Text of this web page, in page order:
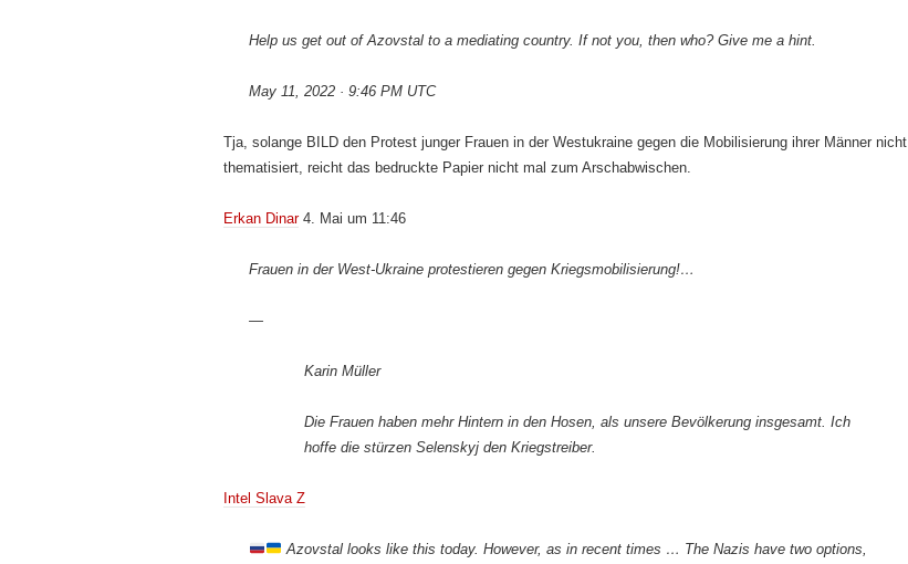
Help us get out of Azovstal to a mediating country. If not you, then who? Give me a hint.
May 11, 2022 · 9:46 PM UTC
Tja, solange BILD den Protest junger Frauen in der Westukraine gegen die Mobilisierung ihrer Männer nicht
thematisiert, reicht das bedruckte Papier nicht mal zum Arschabwischen.
Erkan Dinar4. Mai um 11:46
Frauen in der West-Ukraine protestieren gegen Kriegsmobilisierung!…
—
Karin Müller
Die Frauen haben mehr Hintern in den Hosen, als unsere Bevölkerung insgesamt. Ich
hoffe die stürzen Selenskyj den Kriegstreiber.
Intel Slava Z
Azovstal looks like this today. However, as in recent times … The Nazis have two options,